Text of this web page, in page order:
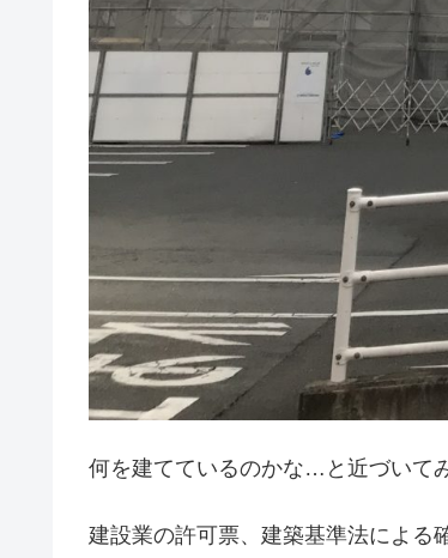
何を建てているのかな…と近づいて
建設業の許可票、建築基準法による